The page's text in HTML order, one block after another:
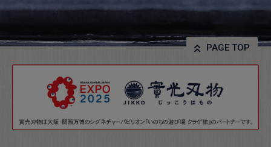
PAGE TOP